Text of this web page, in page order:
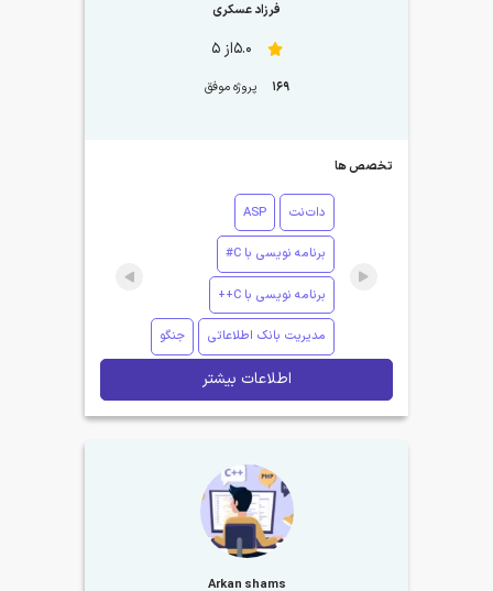
فرزاد عسکری
5.0از 5
169 پروژه موفق
تخصص ها
دات‌نت ASP
برنامه نویسی با C#
برنامه نویسی با C++
مدیریت بانک اطلاعاتی جنگو
اطلاعات بیشتر
Arkan shams